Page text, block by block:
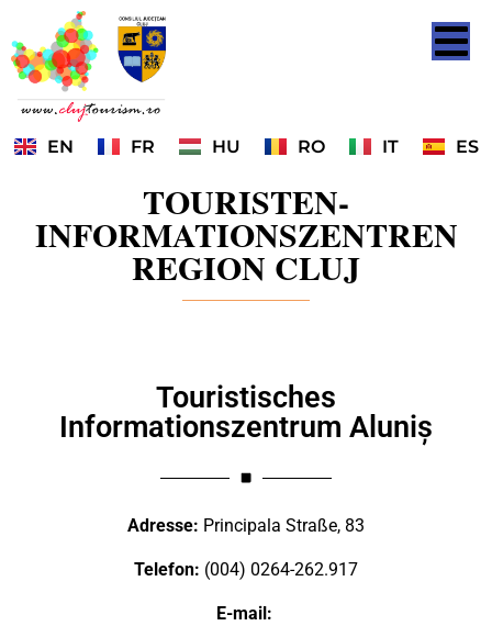
EN FR HU RO IT ES
TOURISTEN-
INFORMATIONSZENTREN
REGION CLUJ
Touristisches
Informationszentrum Aluniș
Adresse: Principala Straße, 83
Telefon: (004) 0264-262.917
E-mail: